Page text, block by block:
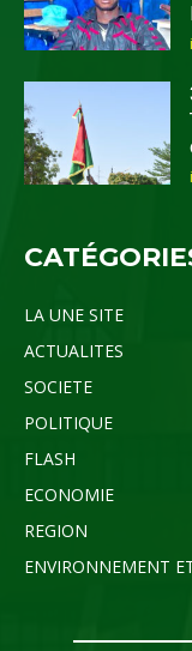
LA UNE SITE
ACTUALITES
SOCIETE
POLITIQUE
FLASH
ECONOMIE
REGION
ENVIRONNEMENT